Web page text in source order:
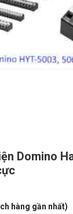
Domino
hàng gần nhất)